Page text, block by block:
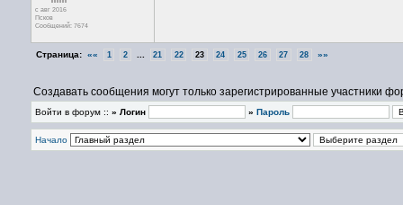
с авг 2016
Псков
Сообщений: 7674
Страница: «« 1 2 21 22 23 24 25 26 27 28 »»
Создавать сообщения могут только зарегистрированные участники
Войти в форум :: » Логин » Пароль
Начало